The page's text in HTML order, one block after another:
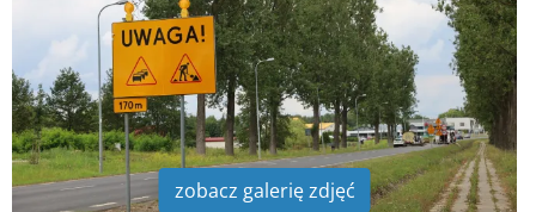
zobacz galerię zdjęć